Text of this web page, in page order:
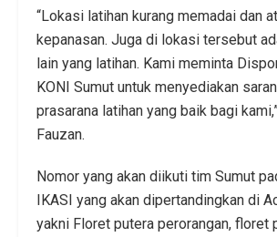
“Lokasi latihan kurang memadai dan
kepanasan. Juga di lokasi tersebut
lain yang latihan. Kami meminta
KONI Sumut untuk menyediakan
prasarana latihan yang baik bagi
Fauzan.
Nomor yang akan diikuti tim Sumut
IKASI yang akan dipertandingkan di
yakni Floret putera perorangan, floret